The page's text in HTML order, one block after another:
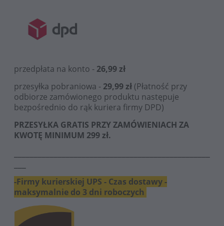
przedpłata na konto - 26,99 zł
przesyłka pobraniowa - 29,99 zł (Płatność przy
odbiorze zamówionego produktu następuje
bezpośrednio do rąk kuriera firmy DPD)
PRZESYŁKA GRATIS PRZY ZAMÓWIENIACH ZA
KWOTĘ MINIMUM 299 zł.
-Firmy kurierskiej UPS - Czas dostawy -
maksymalnie do 3 dni roboczych